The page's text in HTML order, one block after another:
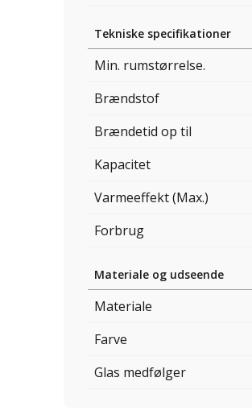
Tekniske specifikationer
Min. rumstørrelse.
Brændstof
Brændetid op til
Kapacitet
Varmeeffekt (Max.)
Forbrug
Materiale og udseende
Materiale
Farve
Glas medfølger